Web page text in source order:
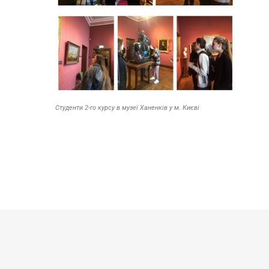
Студенти 2-го курсу в музеї Ханенків у м. Києві